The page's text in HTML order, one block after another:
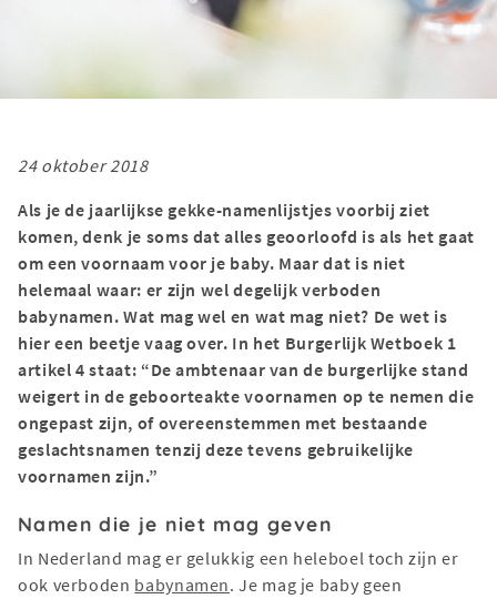
24 oktober 2018
Als je de jaarlijkse gekke-namenlijstjes voorbij ziet
komen, denk je soms dat alles geoorloofd is als het gaat
om een voornaam voor je baby. Maar dat is niet
helemaal waar: er zijn wel degelijk verboden
babynamen. Wat mag wel en wat mag niet? De wet is
hier een beetje vaag over. In het Burgerlijk Wetboek 1
artikel 4 staat: “De ambtenaar van de burgerlijke stand
weigert in de geboorteakte voornamen op te nemen die
ongepast zijn, of overeenstemmen met bestaande
geslachtsnamen tenzij deze tevens gebruikelijke
voornamen zijn.”
Namen die je niet mag geven
In Nederland mag er gelukkig een heleboel toch zijn er
ook verboden babynamen. Je mag je baby geen